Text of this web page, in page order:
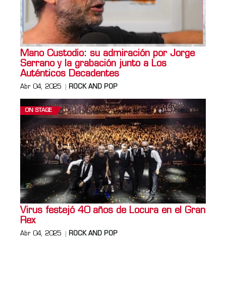
Mano Custodio: su admiración por Jorge
Serrano y la grabación junto a Los
Auténticos Decadentes
Abr 04, 2025 ROCK AND POP
ON STAGE
Virus festejó 40 años de Locura en el Gran
Rex
Abr 04, 2025 ROCK AND POP